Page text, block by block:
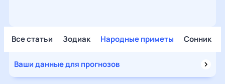
Все статьи Зодиак Народные приметы Сонник
Ваши данные для прогнозов